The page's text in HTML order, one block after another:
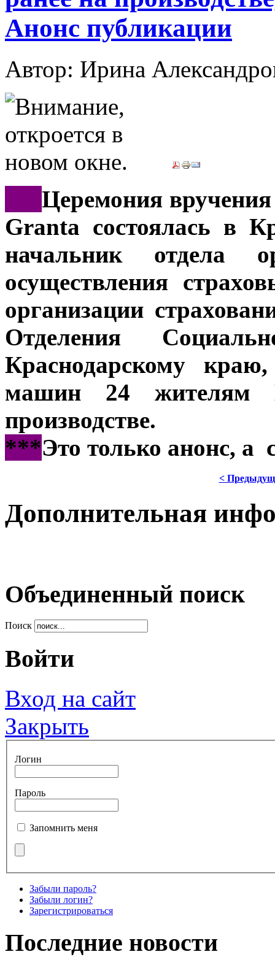
Анонс публикации
Автор: Ирина
Церемония
Granta состоялась в
начальник отдела
осуществления
организации
Отделения
Краснодарскому
машин 24 жителям
производстве.
***Это только анонс, а
<
Дополнительная
Объединенный поиск
Поиск
Войти
Вход на сайт
Закрыть
Логин
Пароль
Запомнить меня
Забыли пароль?
Забыли логин?
Зарегистрироваться
Последние новости